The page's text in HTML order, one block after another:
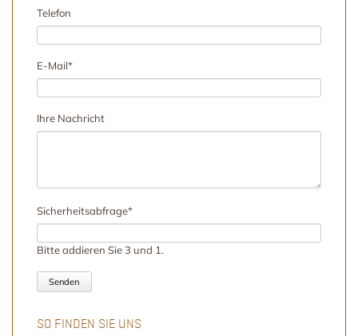
Telefon
Pflichtfeld
E-Mail*
Ihre Nachricht
Pflichtfeld
Sicherheitsabfrage*
Bitte addieren Sie 3 und 1.
Senden
SO FINDEN SIE UNS